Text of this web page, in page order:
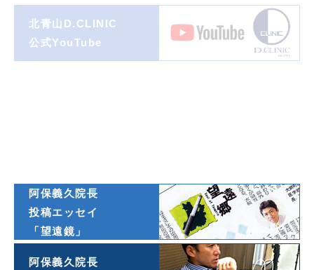
北青山D.CLINIC
公式YouTube
阿保義久院長
投稿エッセイ
「望遠鏡」
阿保義久院長